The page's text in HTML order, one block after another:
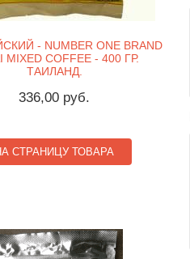
- NUMBER ONE BRAND
MIXED COFFEE - 400 ГР.
ТАИЛАНД.
336,00 руб.
СТРАНИЦУ ТОВАРА